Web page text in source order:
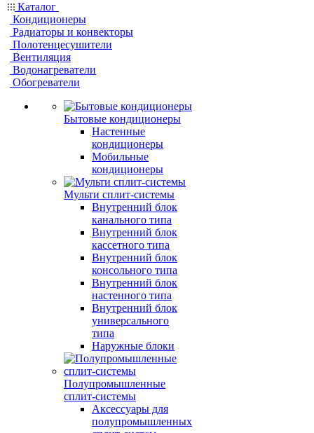
Каталог
Кондиционеры
Радиаторы и конвекторы
Полотенцесушители
Вентиляция
Водонагреватели
Обогреватели
Бытовые кондиционеры
Настенные
кондиционеры
Мобильные
кондиционеры
Мульти сплит-системы
Внутренний блок
канального типа
Внутренний блок
кассетного типа
Внутренний блок
консольного типа
Внутренний блок
настенного типа
Внутренний блок
универсального
типа
Наружные блоки
Полупромышленные
сплит-системы
Аксессуары для
полупромышленных